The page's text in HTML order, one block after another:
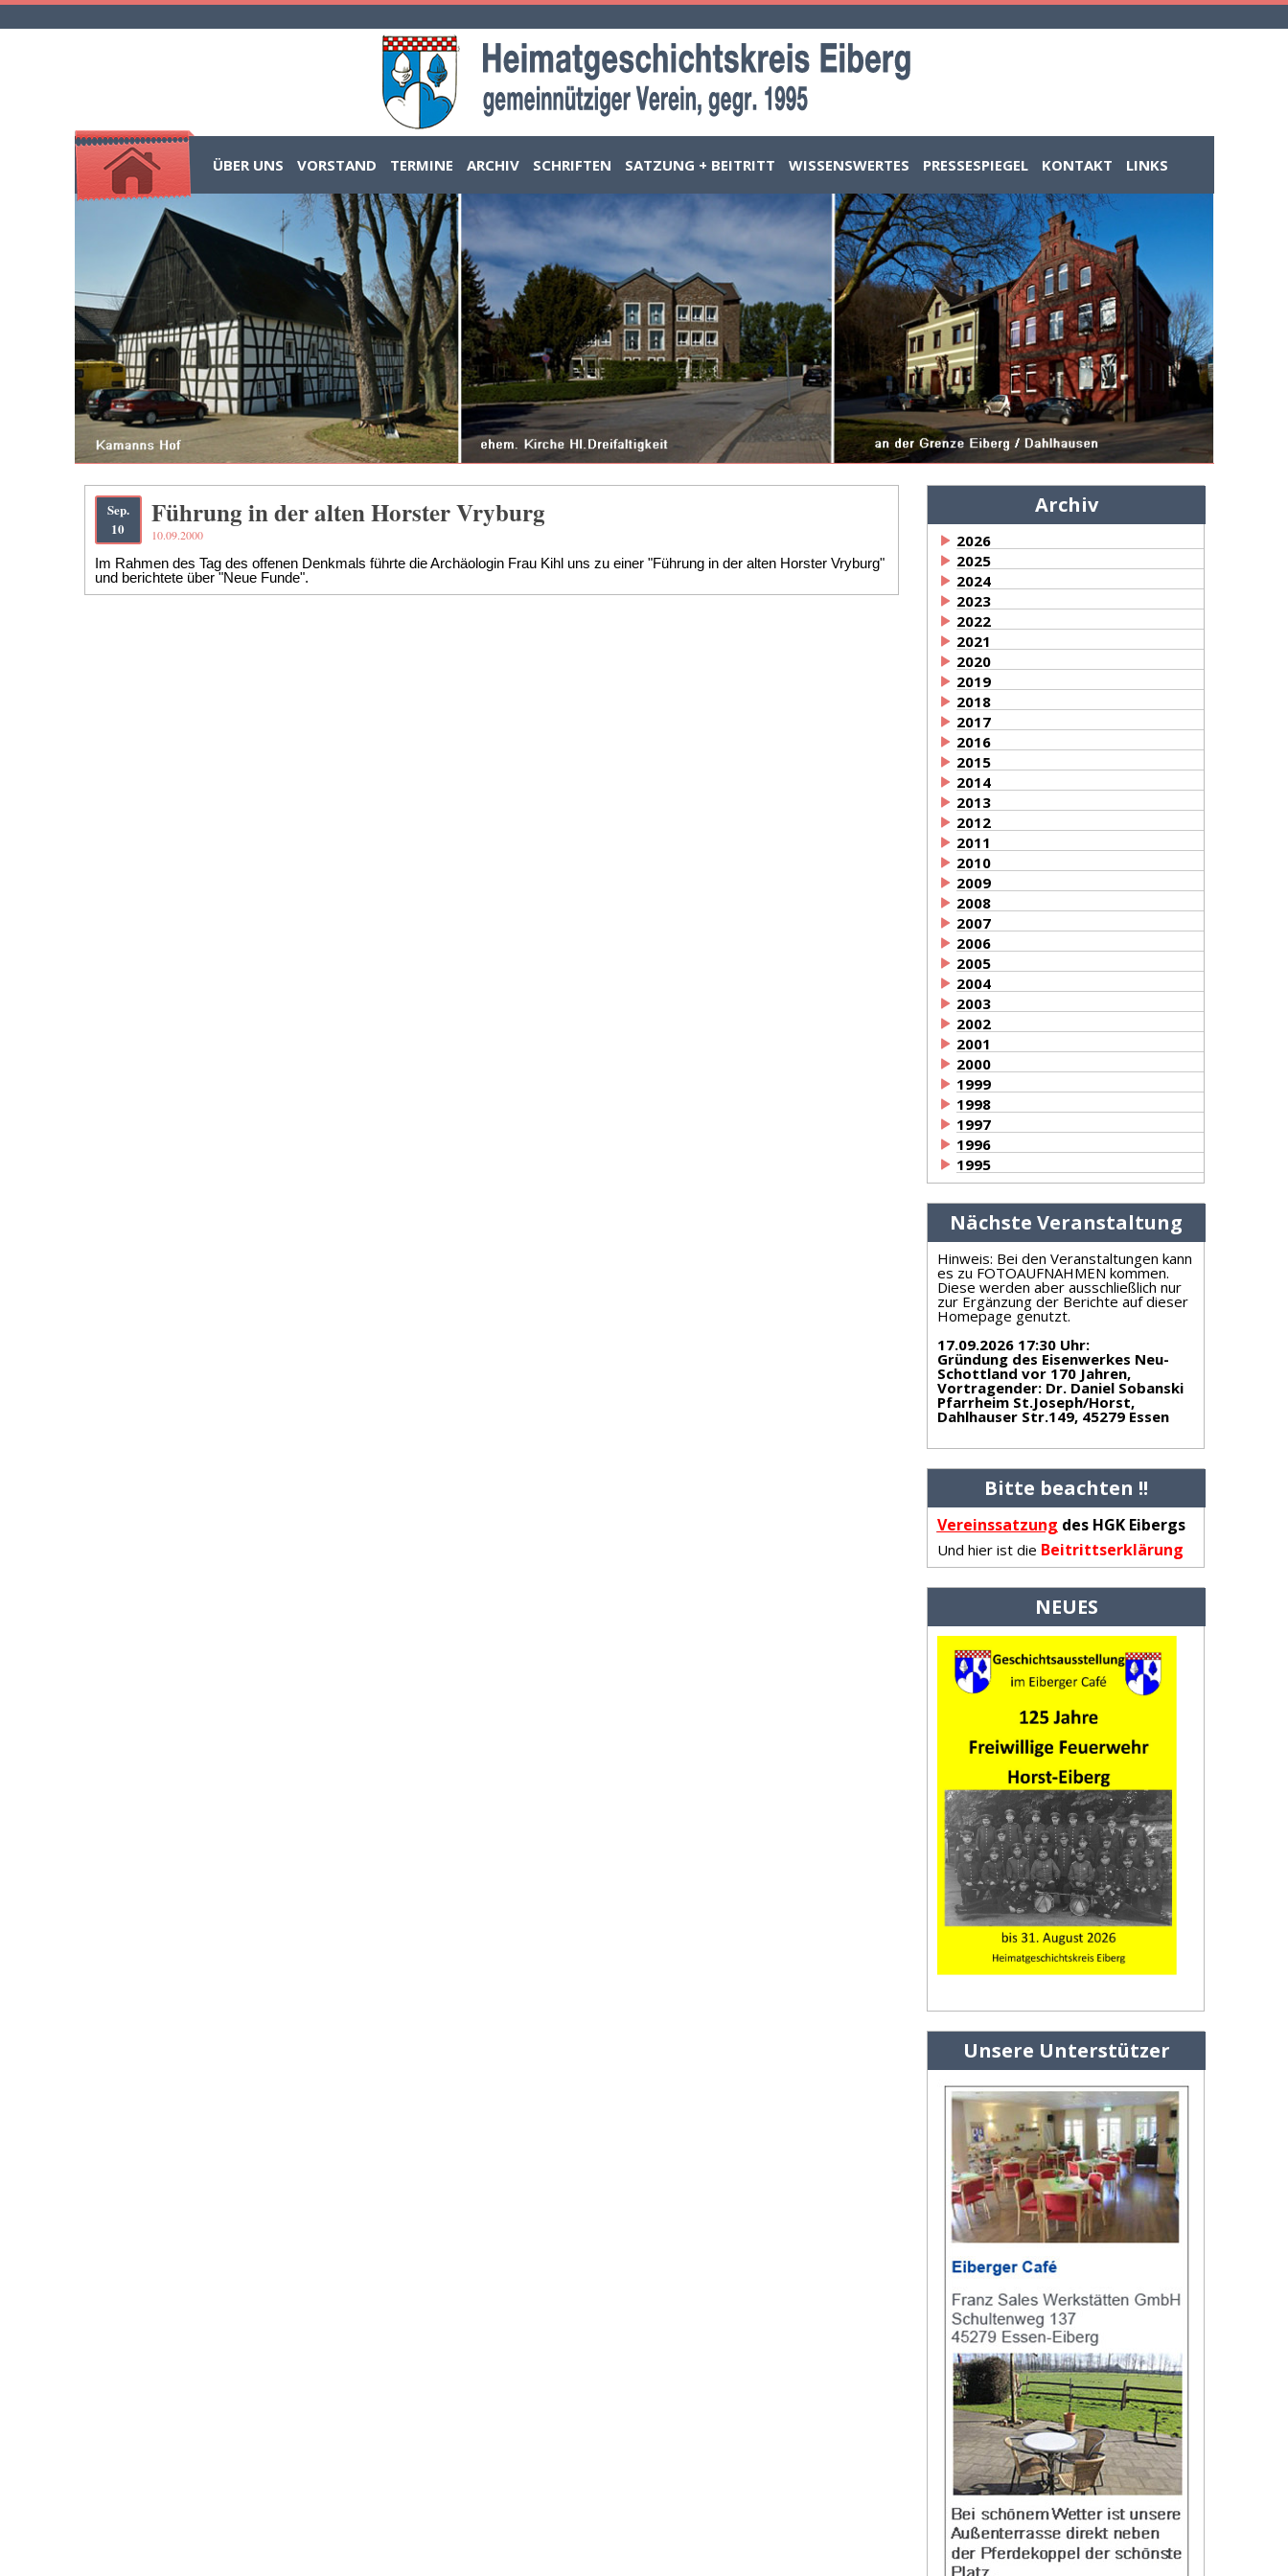
ÜBER UNS VORSTAND TERMINE ARCHIV SCHRIFTEN SATZUNG + BEITRITT WISSENSWERTES PRESSESPIEGEL KONTAKT LINKS
Sep.
10
Führung in der alten Horster Vryburg
10.09.2000
Im Rahmen des Tag des offenen Denkmals führte die Archäologin Frau Kihl uns zu einer "Führung in der alten Horster Vryburg"
und berichtete über "Neue Funde".
Archiv
2026
2025
2024
2023
2022
2021
2020
2019
2018
2017
2016
2015
2014
2013
2012
2011
2010
2009
2008
2007
2006
2005
2004
2003
2002
2001
2000
1999
1998
1997
1996
1995
Nächste Veranstaltung
Hinweis: Bei den Veranstaltungen kann
es zu FOTOAUFNAHMEN kommen.
Diese werden aber ausschließlich nur
zur Ergänzung der Berichte auf dieser
Homepage genutzt.
17.09.2026 17:30 Uhr:
Gründung des Eisenwerkes Neu-
Schottland vor 170 Jahren,
Vortragender: Dr. Daniel Sobanski
Pfarrheim St.Joseph/Horst,
Dahlhauser Str.149, 45279 Essen
Bitte beachten !!
Vereinssatzung des HGK Eibergs
Und hier ist die Beitrittserklärung
NEUES
Unsere Unterstützer